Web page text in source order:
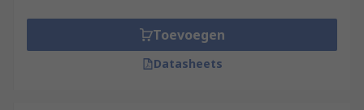
Toevoegen
Datasheets